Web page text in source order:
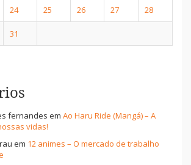
24 25 26 27 28
31
fernandes em Ao Haru Ride (Mangá) – A
vidas!
em 12 animes – O mercado de trabalho